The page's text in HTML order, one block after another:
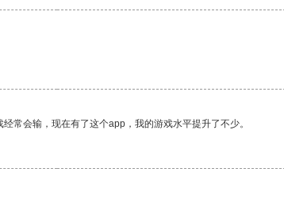
常会输，现在有了这个app，我的游戏水平提升了不少。